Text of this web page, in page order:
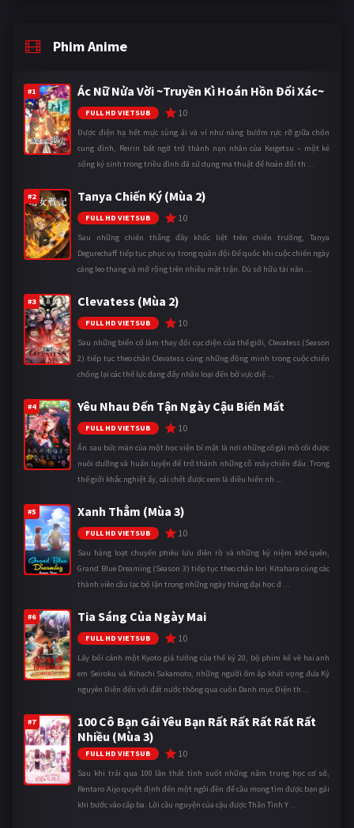
Phim Anime
#1 Ác Nữ Nửa Vời ~Truyền Kì Hoán Hồn Đổi Xác~
FULL HD VIETSUB 10
Được điện hạ hết mực sủng ái và ví như nàng bướm rực rỡ giữa chốn
cung đình, Reirin bất ngờ trở thành nạn nhân của Keigetsu – một kẻ
sống ký sinh trong triều đình đã sử dụng ma thuật để hoán đổi th ...
#2 Tanya Chiến Ký (Mùa 2)
FULL HD VIETSUB 10
Sau những chiến thắng đầy khốc liệt trên chiến trường, Tanya
Degurechaff tiếp tục phục vụ trong quân đội Đế quốc khi cuộc chiến ngày
càng leo thang và mở rộng trên nhiều mặt trận. Dù sở hữu tài năn ...
#3 Clevatess (Mùa 2)
FULL HD VIETSUB 10
Sau những biến cố làm thay đổi cục diện của thế giới, Clevatess (Season
2) tiếp tục theo chân Clevatess cùng những đồng minh trong cuộc chiến
chống lại các thế lực đang đẩy nhân loại đến bờ vực diệ ...
#4 Yêu Nhau Đến Tận Ngày Cậu Biến Mất
FULL HD VIETSUB 10
Ẩn sau bức màn của một học viện bí mật là nơi những cô gái mồ côi được
nuôi dưỡng và huấn luyện để trở thành những cỗ máy chiến đấu. Trong
thế giới khắc nghiệt ấy, cái chết được xem là điều hiển nh ...
#5 Xanh Thẳm (Mùa 3)
FULL HD VIETSUB 10
Sau hàng loạt chuyến phiêu lưu điên rồ và những kỷ niệm khó quên,
Grand Blue Dreaming (Season 3) tiếp tục theo chân Iori Kitahara cùng các
thành viên câu lạc bộ lặn trong những ngày tháng đại học đ ...
#6 Tia Sáng Của Ngày Mai
FULL HD VIETSUB 10
Lấy bối cảnh một Kyoto giả tưởng của thế kỷ 20, bộ phim kể về hai anh
em Seiroku và Kihachi Sakamoto, những người ôm ấp khát vọng đưa Kỷ
nguyên Điện đến với đất nước thông qua cuốn Danh mục Điện th ...
#7
100 Cô Bạn Gái Yêu Bạn Rất Rất Rất Rất Rất
Nhiều (Mùa 3)
FULL HD VIETSUB 10
Sau khi trải qua 100 lần thất tình suốt những năm trung học cơ sở,
Rentaro Aijo quyết định đến một ngôi đền để cầu mong tìm được bạn gái
khi bước vào cấp ba. Lời cầu nguyện của cậu được Thần Tình Y ...